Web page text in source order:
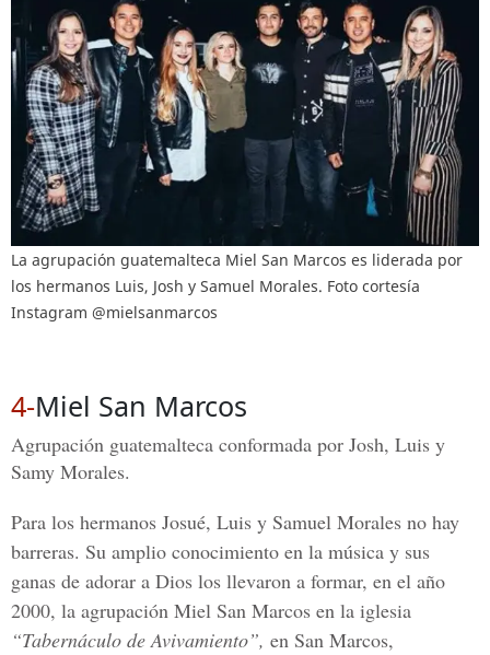
La agrupación guatemalteca Miel San Marcos es liderada por
los hermanos Luis, Josh y Samuel Morales. Foto cortesía
Instagram @mielsanmarcos
4-Miel San Marcos
Agrupación guatemalteca conformada por Josh, Luis y
Samy Morales.
Para los hermanos Josué, Luis y Samuel Morales no hay
barreras. Su amplio conocimiento en la música y sus
ganas de adorar a Dios los llevaron a formar, en el año
2000, la agrupación Miel San Marcos en la iglesia
“Tabernáculo de Avivamiento”, en San Marcos,